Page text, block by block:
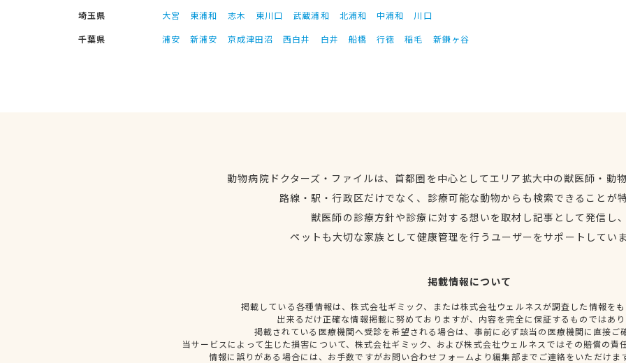
埼玉県
大宮 東浦和 志木 東川口 武蔵浦和 北浦和 中浦和
川口
千葉県
浦安 新浦安 京成津田沼 西白井 白井 船橋 行徳 稲毛 新鎌ヶ谷
動物病院ドクターズ・ファイルは、首都圏を中心としてエリア拡大中の獣医師・動
路線・駅・行政区だけでなく、診療可能な動物からも検索できることが
獣医師の診療方針や診療に対する想いを取材し記事として発信し
ペットも大切な家族として健康管理を行うユーザーをサポートしてい
掲載情報について
掲載している各種情報は、株式会社ギミック、または株式会社ウェルネスが調査した情報を
出来るだけ正確な情報掲載に努めておりますが、内容を完全に保証するものではあ
掲載されている医療機関へ受診を希望される場合は、事前に必ず該当の医療機関に直接ご
当サービスによって生じた損害について、株式会社ギミック、および株式会社ウェルネスではその賠償の責
情報に誤りがある場合には、お手数ですがお問い合わせフォームより編集部までご連絡をいただけま